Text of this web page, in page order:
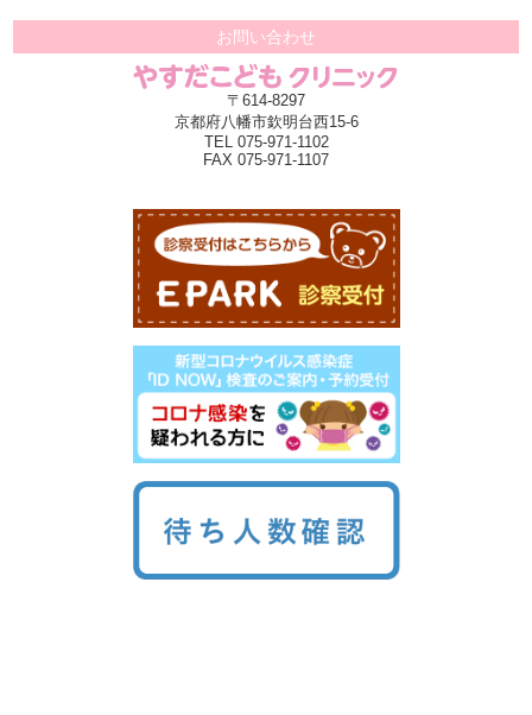
お問い合わせ
〒614-8297
京都府八幡市欽明台西15-6
TEL 075-971-1102
FAX 075-971-1107